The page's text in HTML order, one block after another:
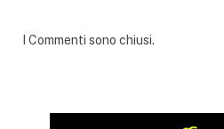
I Commenti sono chiusi.